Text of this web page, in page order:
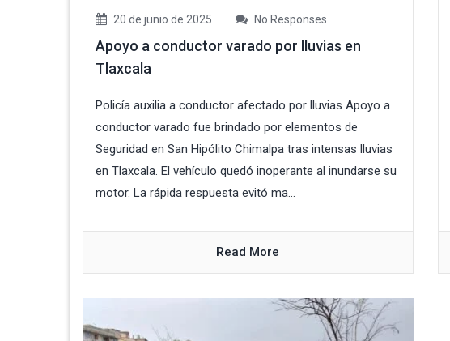
20 de junio de 2025 No Responses
Apoyo a conductor varado por lluvias en
Tlaxcala
Policía auxilia a conductor afectado por lluvias Apoyo a
conductor varado fue brindado por elementos de
Seguridad en San Hipólito Chimalpa tras intensas lluvias
en Tlaxcala. El vehículo quedó inoperante al inundarse su
motor. La rápida respuesta evitó ma...
Read More